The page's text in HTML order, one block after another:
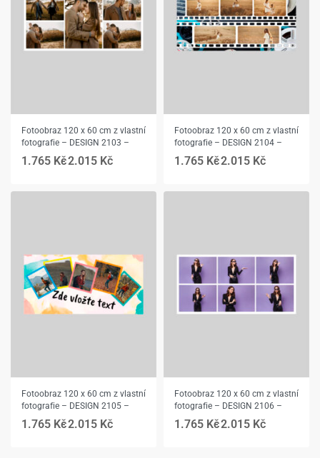
Fotoobraz 120 x 60 cm z vlastní
fotografie – DESIGN 2103 –
1.765 Kč2.015 Kč
Fotoobraz 120 x 60 cm z vlastní
fotografie – DESIGN 2104 –
1.765 Kč2.015 Kč
Fotoobraz 120 x 60 cm z vlastní
fotografie – DESIGN 2105 –
1.765 Kč2.015 Kč
Fotoobraz 120 x 60 cm z vlastní
fotografie – DESIGN 2106 –
1.765 Kč2.015 Kč